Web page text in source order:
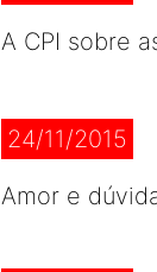
A CPI sobre
24/11/2015
Amor e